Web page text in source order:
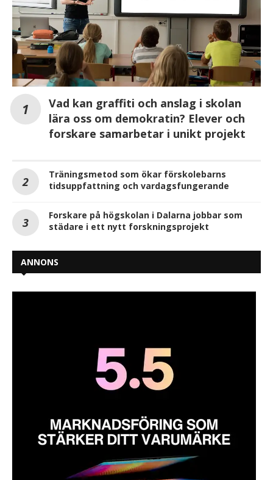
Vad kan graffiti och anslag i skolan
lära oss om demokratin? Elever och
forskare samarbetar i unikt projekt
Träningsmetod som ökar förskolebarns
tidsuppfattning och vardagsfungerande
Forskare på högskolan i Dalarna jobbar som
städare i ett nytt forskningsprojekt
ANNONS